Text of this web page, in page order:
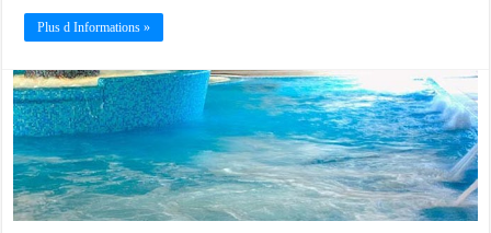
Plus d Informations »